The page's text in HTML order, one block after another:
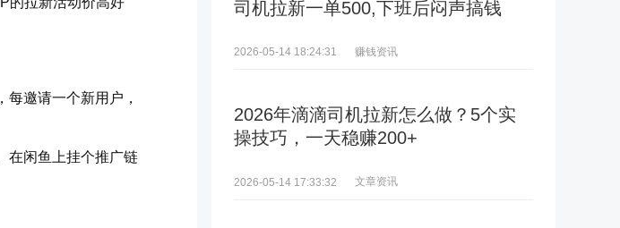
邀请一个新用户，
在闲鱼上挂个推广链
司机拉新一单500,下班后闷声搞钱
2026-05-14 18:24:31 赚钱资讯
2026年滴滴司机拉新怎么做？5个实
操技巧，一天稳赚200+
2026-05-14 17:33:32 文章资讯